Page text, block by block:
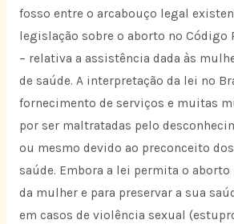
fosso entre o arcabouço legal
legislação sobre o aborto no Código
– relativa a assistência dada às
de saúde. A interpretação da lei no
fornecimento de serviços e muitas
por ser maltratadas pelo
ou mesmo devido ao preconceito
saúde. Embora a lei permita o aborto
da mulher e para preservar a sua
em casos de violência sexual